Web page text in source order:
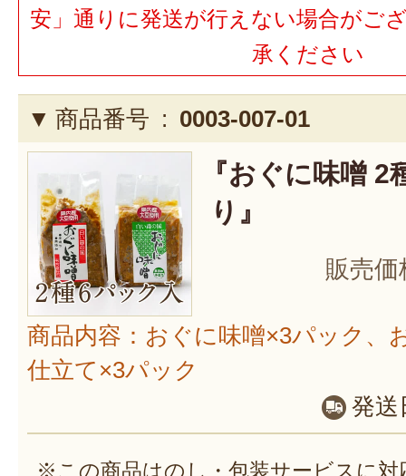
安」通りに発送が行えない場合がご
承ください
商品番号 : 0003-007-01
『おぐに味噌 2
り』
販売価
商品内容：おぐに味噌×3パック、
仕立て×3パック
発送
※この商品はのし・包装サービスに対